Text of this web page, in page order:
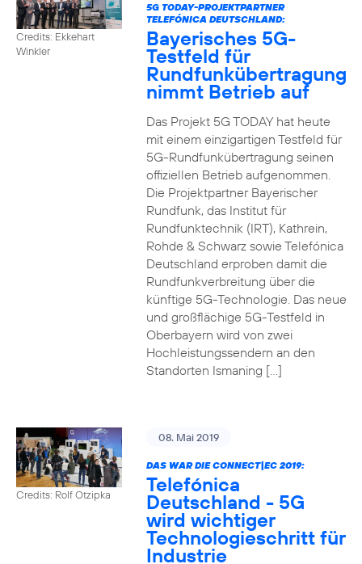
Credits: Ekkehart
Winkler
5G TODAY-PROJEKTPARTNER
TELEFÓNICA DEUTSCHLAND:
Bayerisches 5G-
Testfeld für
Rundfunkübertragung
nimmt Betrieb auf
Das Projekt 5G TODAY hat heute
mit einem einzigartigen Testfeld für
5G-Rundfunkübertragung seinen
offiziellen Betrieb aufgenommen.
Die Projektpartner Bayerischer
Rundfunk, das Institut für
Rundfunktechnik (IRT), Kathrein,
Rohde & Schwarz sowie Telefónica
Deutschland erproben damit die
Rundfunkverbreitung über die
künftige 5G-Technologie. Das neue
und großflächige 5G-Testfeld in
Oberbayern wird von zwei
Hochleistungssendern an den
Standorten Ismaning […]
Credits: Rolf Otzipka
08. Mai 2019
DAS WAR DIE CONNECT|EC 2019:
Telefónica
Deutschland - 5G
wird wichtiger
Technologieschritt für
Industrie